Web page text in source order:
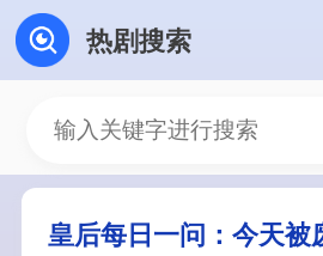
热剧搜索
皇后每日一问：今天被